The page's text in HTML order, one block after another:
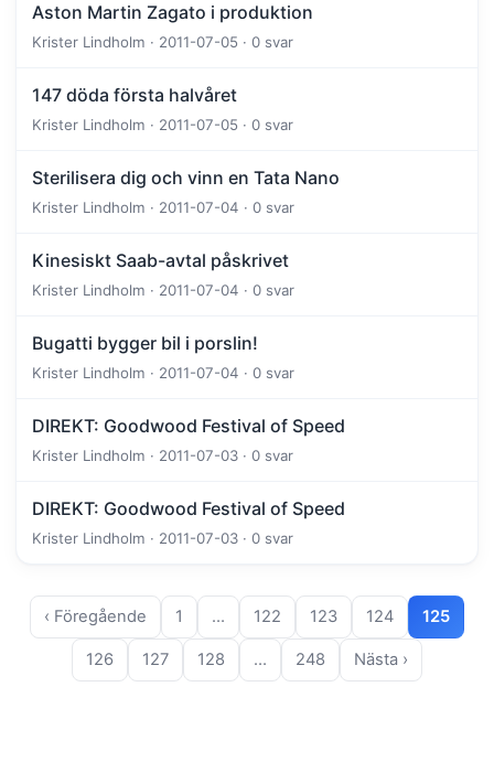
Aston Martin Zagato i produktion
Krister Lindholm · 2011-07-05 · 0 svar
147 döda första halvåret
Krister Lindholm · 2011-07-05 · 0 svar
Sterilisera dig och vinn en Tata Nano
Krister Lindholm · 2011-07-04 · 0 svar
Kinesiskt Saab-avtal påskrivet
Krister Lindholm · 2011-07-04 · 0 svar
Bugatti bygger bil i porslin!
Krister Lindholm · 2011-07-04 · 0 svar
DIREKT: Goodwood Festival of Speed
Krister Lindholm · 2011-07-03 · 0 svar
DIREKT: Goodwood Festival of Speed
Krister Lindholm · 2011-07-03 · 0 svar
‹ Föregående 1 … 122 123 124 125
126 127 128 … 248 Nästa ›